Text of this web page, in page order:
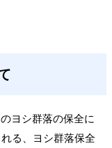
ヨシ群落の保全に
る、ヨシ群落保全